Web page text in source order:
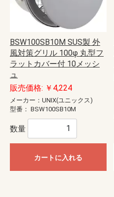
BSW100SB10M SUS製 外
風対策グリル 100φ 丸型フ
ラットカバー付 10メッシ
ュ
販売価格: ￥4,224
メーカー：UNIX(ユニックス)
型番： BSW100SB10M
数量
カートに入れる